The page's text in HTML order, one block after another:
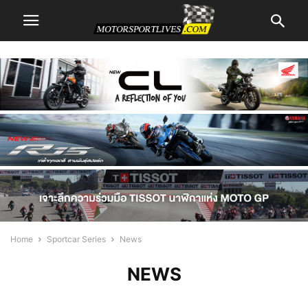
Home Sportcar Series News
NEWS